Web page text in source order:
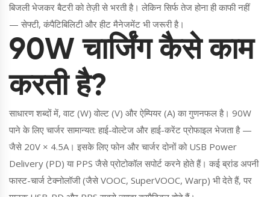
बिजली भेजकर बैटरी को तेज़ी से भरती है। लेकिन सिर्फ तेज होना ही काफी नहीं
— सेफ्टी, कंपैटिबिलिटी और हीट मैनेजमेंट भी जरूरी है।
90W चार्जिंग कैसे काम
करती है?
साधारण शब्दों में, वाट (W) वोल्ट (V) और ऐम्पियर (A) का गुणनफल है। 90W
पाने के लिए चार्जर सामान्यत: हाई-वोल्टेज और हाई-करेंट प्रोफाइल भेजता है —
जैसे 20V × 4.5A। इसके लिए फोन और चार्जर दोनों को USB Power
Delivery (PD) या PPS जैसे प्रोटोकॉल सपोर्ट करने होते हैं। कई ब्रांड अपनी
फास्ट-चार्ज टेक्नोलॉजी (जैसे VOOC, SuperVOOC, Warp) भी देते हैं, पर